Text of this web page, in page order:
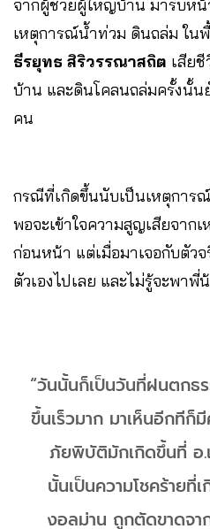
จากผู้ช่วยผู้ใหญ่บ้าน มารับห
เหตุการณ์น้ำท่วม ดินถล่ม ใน
ธีรยุทธ สิริวรรณาสถิต เสีย
บ้าน และดินโคลนถล่มครั้งนั้น
คน
กรณีที่เกิดขึ้นนับเป็นเหตุการ
พอจะเข้าใจความสูญเสียจาก
ก่อนหน้า แต่เมื่อมาเจอกับตัว
ตัวเองไปเลย และไม่รู้จะพาพี่
“วันนั้นก็เป็นวันที่ฝนตกธ
ขึ้นเร็วมาก มาเห็นอีกทีก็
ภัยพิบัติมักเกิดขึ้นที่ อ.
นั้นเป็นความโชคร้าย
งอลม่าน ถูกตัดขาดจ